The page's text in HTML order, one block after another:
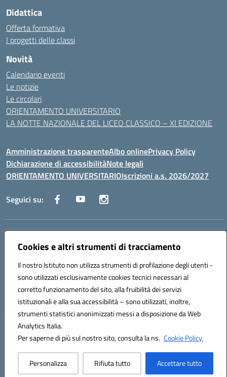
Cookies e altri strumenti di tracciamento
Il nostro Istituto non utilizza strumenti di profilazione degli utenti -
sono utilizzati esclusivamente cookies tecnici necessari al
corretto funzionamento del sito, alla fruibilità dei servizi
istituzionali e alla sua accessibilità – sono utilizzati, inoltre,
strumenti statistici anonimizzati messi a disposizione da Web
Analytics Italia.
Per saperne di più sul nostro sito, consulta la ns. Cookie Policy.
Personalizza Rifiuta tutto Accettare tutto
Didattica
Offerta formativa
I progetti delle classi
Novità
Calendario eventi
Le notizie
Le circolari
ORIENTAMENTO UNIVERSITARIO
LA NOTTE NAZIONALE DEL LICEO CLASSICO – XI EDIZIONE
Amministrazione trasparenteAlbo onlinePrivacy Policy
Dichiarazione di accessibilitàNote legali
ORIENTAMENTO UNIVERSITARIOIscrizioni a.s. 2026/2027
Seguici su:
Indirizzo:
Centralino:0882 331218 Email:fgps210002@istruzione.it
Codice fiscale: 93071630714
Codice meccanografico:
FGPS210002
Codice unico di fatturazione (CUF): UF7W9K
Hosting & Powered by 3D Solution S.r.l.
Concept & Design by Designers Italia